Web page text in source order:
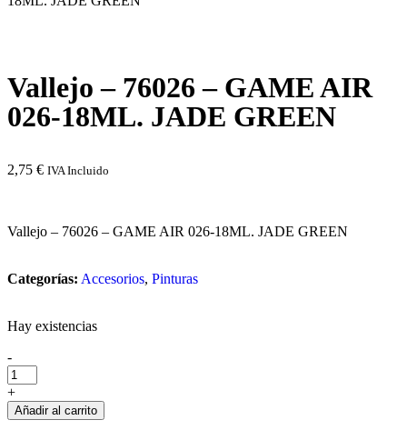
Vallejo – 76026 – GAME AIR
026-18ML. JADE GREEN
2,75 € IVA Incluido
Vallejo – 76026 – GAME AIR 026-18ML. JADE GREEN
Categorías: Accesorios, Pinturas
Hay existencias
-
+
Añadir al carrito